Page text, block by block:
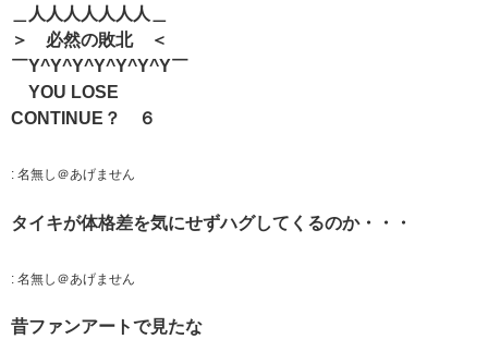
＿人人人人人人人＿
＞ 必然の敗北 ＜
￣Y^Y^Y^Y^Y^Y^Y￣
YOU LOSE
CONTINUE？ ６
: 名無し＠あげません
タイキが体格差を気にせずハグしてくるのか・・・
: 名無し＠あげません
昔ファンアートで見たな